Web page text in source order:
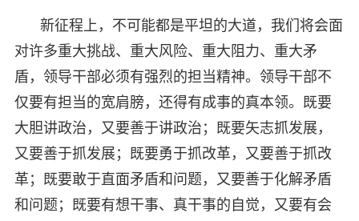
新征程上，不可能都是平坦的大道，我们将会面
对许多重大挑战、重大风险、重大阻力、重大矛
盾，领导干部必须有强烈的担当精神。领导干部不
仅要有担当的宽肩膀，还得有成事的真本领。既要
大胆讲政治，又要善于讲政治；既要矢志抓发展，
又要善于抓发展；既要勇于抓改革，又要善于抓改
革；既要敢于直面矛盾和问题，又要善于化解矛盾
和问题；既要有想干事、真干事的自觉，又要有会